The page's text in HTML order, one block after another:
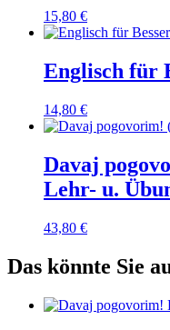
15,80 €
Englisch für
14,80 €
Davaj
Lehr- u.
43,80 €
Das könnte Sie